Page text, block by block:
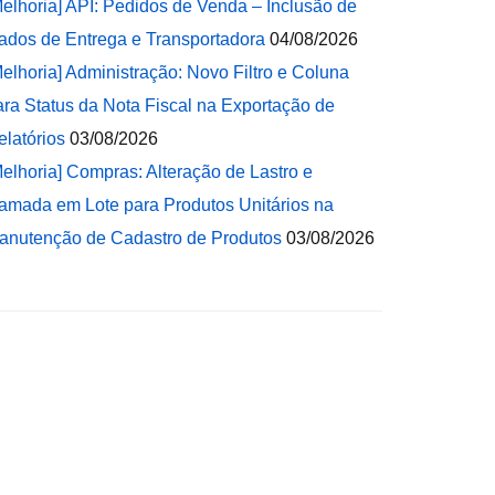
API: Pedidos de Venda – Inclusão de
de Entrega e Transportadora 04/08/2026
Administração: Novo Filtro e Coluna
Status da Nota Fiscal na Exportação de
03/08/2026
Compras: Alteração de Lastro e
em Lote para Produtos Unitários na
de Cadastro de Produtos 03/08/2026